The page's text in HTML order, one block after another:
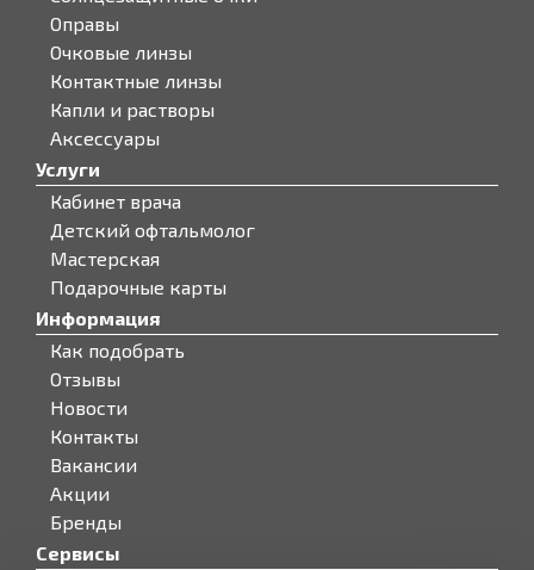
Оправы
Очковые линзы
Контактные линзы
Капли и растворы
Аксессуары
Услуги
Кабинет врача
Детский офтальмолог
Мастерская
Подарочные карты
Информация
Как подобрать
Отзывы
Новости
Контакты
Вакансии
Акции
Бренды
Сервисы